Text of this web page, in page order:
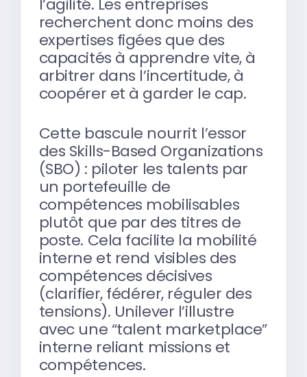
l’agilité. Les entreprises
recherchent donc moins des
expertises figées que des
capacités à apprendre vite, à
arbitrer dans l’incertitude, à
coopérer et à garder le cap.
Cette bascule nourrit l’essor
des Skills-Based Organizations
(SBO) : piloter les talents par
un portefeuille de
compétences mobilisables
plutôt que par des titres de
poste. Cela facilite la mobilité
interne et rend visibles des
compétences décisives
(clarifier, fédérer, réguler des
tensions). Unilever l’illustre
avec une “talent marketplace”
interne reliant missions et
compétences.